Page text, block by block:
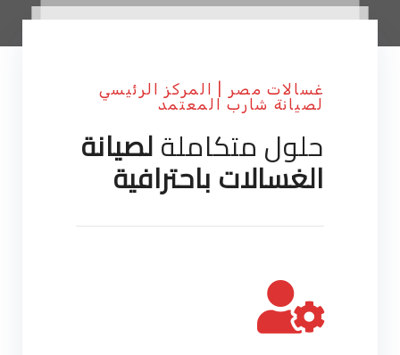
غسالات مصر | المركز الرئيسي
لصيانة شارب المعتمد
حلول متكاملةلصيانة
الغسالات باحترافية